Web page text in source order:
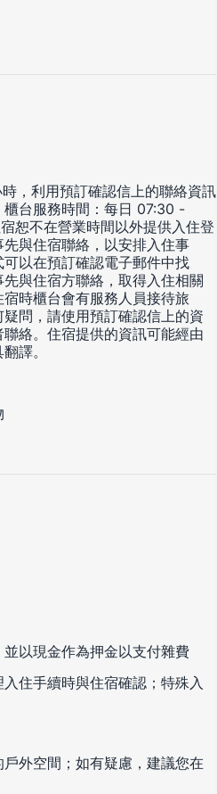
，利用預訂確認信上的聯絡資訊
櫃台服務時間：每日 07:30 -
恕不在營業時間以外提供入住登
與住宿聯絡，以安排入住事
以在預訂確認電子郵件中找
與住宿方聯絡，取得入住相關
時櫃台會有服務人員接待旅
問，請使用預訂確認信上的資
絡。住宿提供的資訊可能經由
譯。
以現金作為押金以支付雜費
住手續時與住宿確認；特殊入
外空間；如有疑慮，建議您在